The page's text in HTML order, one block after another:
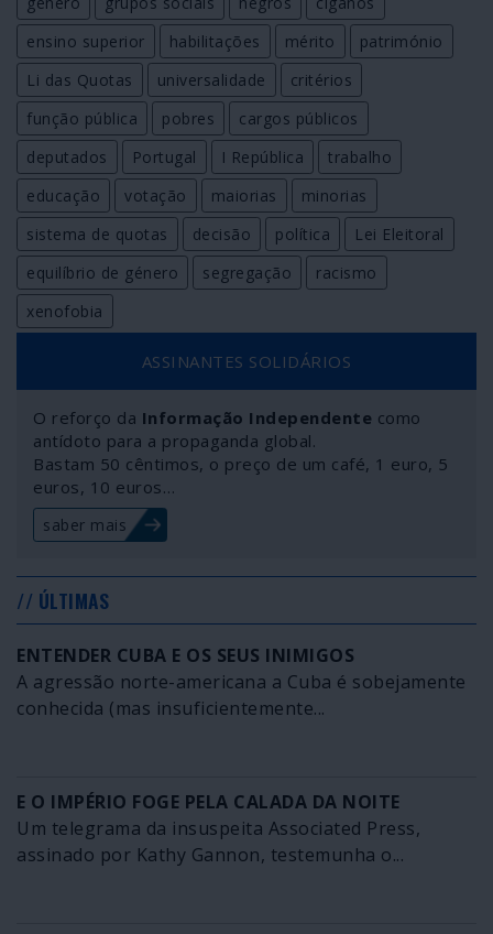
ensino superior
habilitações mérito
património
Li das Quotas
universalidade
critérios
função pública
pobres
cargos públicos
deputados
Portugal I República
trabalho
educação
votação maiorias
minorias
sistema de quotas
decisão política
Lei Eleitoral
equilíbrio de género
segregação
racismo
xenofobia
ASSINANTES SOLIDÁRIOS
O reforço da Informação Independente como
antídoto para a propaganda global.
Bastam 50 cêntimos, o preço de um café, 1 euro, 5
euros, 10 euros…
saber mais
// ÚLTIMAS
ENTENDER CUBA E OS SEUS INIMIGOS
A agressão norte-americana a Cuba é sobejamente
conhecida (mas insuficientemente...
E O IMPÉRIO FOGE PELA CALADA DA NOITE
Um telegrama da insuspeita Associated Press,
assinado por Kathy Gannon, testemunha o...